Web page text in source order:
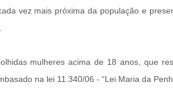
vez mais próxima da população e
mulheres acima de 18 anos, que
na lei 11.340/06 - “Lei Maria da